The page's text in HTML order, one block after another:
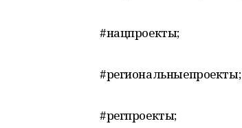
#нацпроекты;
#региональныепроекты;
#регпроекты;